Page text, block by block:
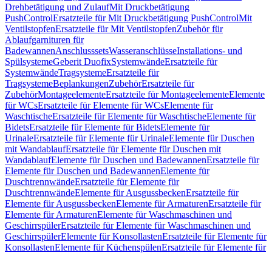
Drehbetätigung und ZulaufMit Druckbetätigung
PushControlErsatzteile für Mit Druckbetätigung PushControlMit
VentilstopfenErsatzteile für Mit VentilstopfenZubehör für
Ablaufgarnituren für
BadewannenAnschlusssetsWasseranschlüsseInstallations- und
SpülsystemeGeberit DuofixSystemwändeErsatzteile für
SystemwändeTragsystemeErsatzteile für
TragsystemeBeplankungenZubehörErsatzteile für
ZubehörMontageelementeErsatzteile für MontageelementeElemente
für WCsErsatzteile für Elemente für WCsElemente für
WaschtischeErsatzteile für Elemente für WaschtischeElemente für
BidetsErsatzteile für Elemente für BidetsElemente für
UrinaleErsatzteile für Elemente für UrinaleElemente für Duschen
mit WandablaufErsatzteile für Elemente für Duschen mit
WandablaufElemente für Duschen und BadewannenErsatzteile für
Elemente für Duschen und BadewannenElemente für
DuschtrennwändeErsatzteile für Elemente für
DuschtrennwändeElemente für AusgussbeckenErsatzteile für
Elemente für AusgussbeckenElemente für ArmaturenErsatzteile für
Elemente für ArmaturenElemente für Waschmaschinen und
GeschirrspülerErsatzteile für Elemente für Waschmaschinen und
GeschirrspülerElemente für KonsollastenErsatzteile für Elemente für
KonsollastenElemente für KüchenspülenErsatzteile für Elemente für